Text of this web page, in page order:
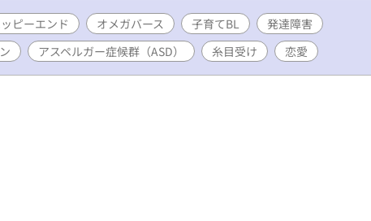
と同様の発達特性が潜在している可能性だった。凪と啓一郎
は離婚を保留し、ともに春樹の特性と向き合っていくことを
決意する。家族は再び一緒に暮らし始め、春樹を療育センタ
ーへ通わせるようになる。
ピーエンド オメガバース 子育てBL
発達障害
アスペルガー症候群（ASD） 糸目受け 恋愛